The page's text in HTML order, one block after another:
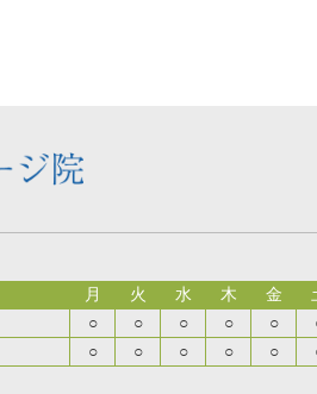
月 火 水 木 金
○ ○ ○ ○ ○
○ ○ ○ ○ ○